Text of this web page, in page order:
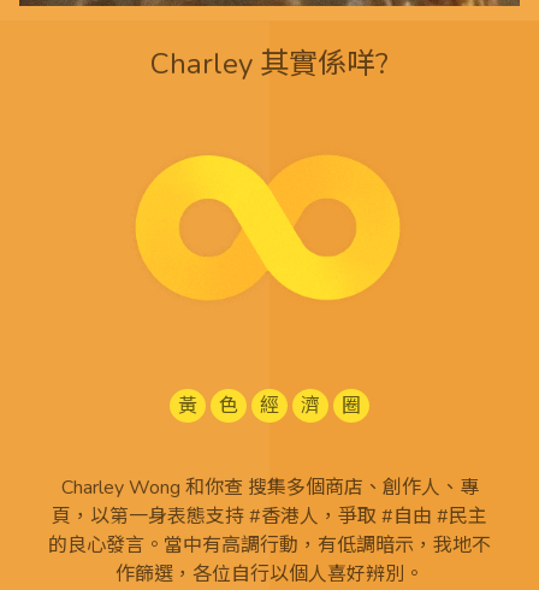
Charley 其實係咩?
黃 色 經 濟 圈
Charley Wong 和你查 搜集多個商店、創作人、專
頁，以第一身表態支持 #香港人，爭取 #自由 #民主
的良心發言。當中有高調行動，有低調暗示，我地不
作篩選，各位自行以個人喜好辨別。